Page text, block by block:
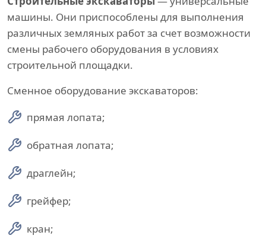
машины. Они приспособлены для выполнения
различных земляных работ за счет возможности
смены рабочего оборудования в условиях
строительной площадки.
Сменное оборудование экскаваторов:
прямая лопата;
обратная лопата;
драглейн;
грейфер;
кран;